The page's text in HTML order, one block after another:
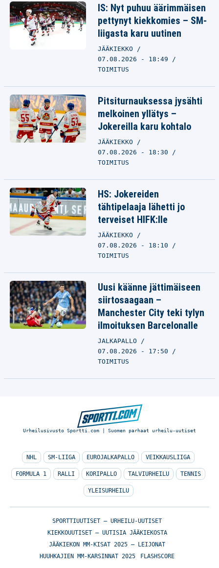
IS: Nyt puhuu äärimmäisen
pettynyt kiekkomies – SM-
liigasta karu uutinen
JÄÄKIEKKO
07.08.2026 - 18:49
TOIMITUS
Pitsiturnauksessa jysähti
melkoinen yllätys –
Jokereilla karu kohtalo
JÄÄKIEKKO
07.08.2026 - 18:30
TOIMITUS
HS: Jokereiden
tähtipelaaja lähetti jo
terveiset HIFK:lle
JÄÄKIEKKO
07.08.2026 - 18:10
TOIMITUS
Uusi käänne jättimäiseen
siirtosaagaan –
Manchester City teki tylyn
ilmoituksen Barcelonalle
JALKAPALLO
07.08.2026 - 17:50
TOIMITUS
Urheilusivusto Sportti.com | Suomen parhaat urheilu-uutiset
NHL SM-LIIGA EUROJALKAPALLO VEIKKAUSLIIGA
FORMULA 1 RALLI KORIPALLO TALVIURHEILU TENNIS
YLEISURHEILU
SPORTTIUUTISET – URHEILU-UUTISET
KIEKKOUUTISET – UUTISIA JÄÄKIEKOSTA
JÄÄKIEKON MM-KISAT 2025 – LEIJONAT
HUUHKAJIEN MM-KARSINNAT 2025
FLASHSCORE